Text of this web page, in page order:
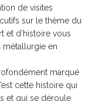
de visites
sur le thème du
et d’histoire vous
métallurgie en
marqué
cette histoire qui
et qui se déroule